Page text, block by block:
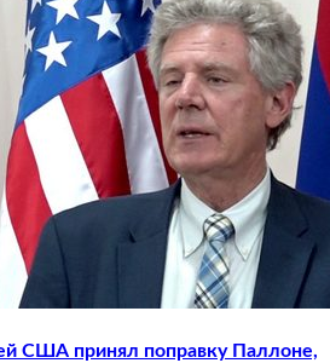
США принял поправку Паллоне,